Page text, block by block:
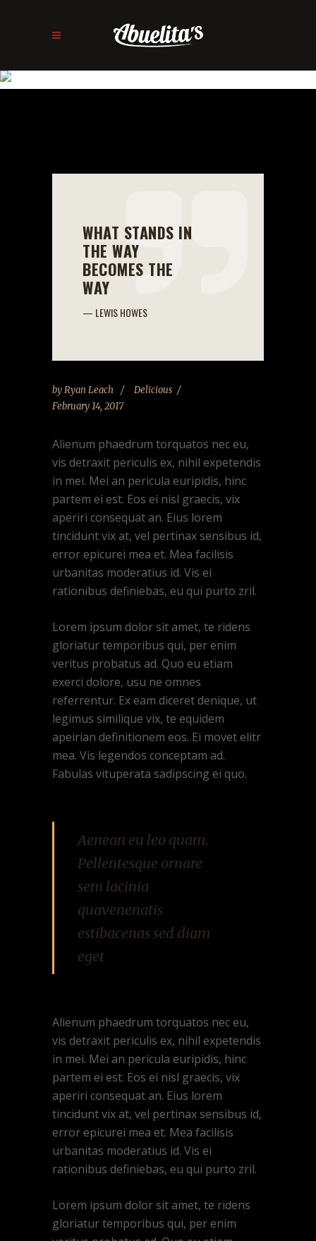
WHAT STANDS IN
THE WAY
BECOMES THE
WAY
— LEWIS HOWES
byRyan Leach
Delicious
February 14, 2017
Alienum phaedrum torquatos nec eu,
vis detraxit periculis ex, nihil expetendis
in mei. Mei an pericula euripidis, hinc
partem ei est. Eos ei nisl graecis, vix
aperiri consequat an. Eius lorem
tincidunt vix at, vel pertinax sensibus id,
error epicurei mea et. Mea facilisis
urbanitas moderatius id. Vis ei
rationibus definiebas, eu qui purto zril.
Lorem ipsum dolor sit amet, te ridens
gloriatur temporibus qui, per enim
veritus probatus ad. Quo eu etiam
exerci dolore, usu ne omnes
referrentur. Ex eam diceret denique, ut
legimus similique vix, te equidem
apeirian definitionem eos. Ei movet elitr
mea. Vis legendos conceptam ad.
Fabulas vituperata sadipscing ei quo.
Aenean eu leo quam.
Pellentesque ornare
sem lacinia
quavenenatis
estibacenas sed diam
eget
Alienum phaedrum torquatos nec eu,
vis detraxit periculis ex, nihil expetendis
in mei. Mei an pericula euripidis, hinc
partem ei est. Eos ei nisl graecis, vix
aperiri consequat an. Eius lorem
tincidunt vix at, vel pertinax sensibus id,
error epicurei mea et. Mea facilisis
urbanitas moderatius id. Vis ei
rationibus definiebas, eu qui purto zril.
Lorem ipsum dolor sit amet, te ridens
gloriatur temporibus qui, per enim